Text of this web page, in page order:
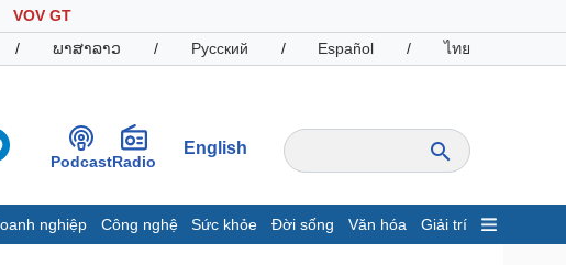
VOV GT
/ ພາສາລາວ / Русский / Español / ไทย
PodcastRadio
English
nghiệp Công nghệ Sức khỏe Đời sống Văn hóa Giải trí